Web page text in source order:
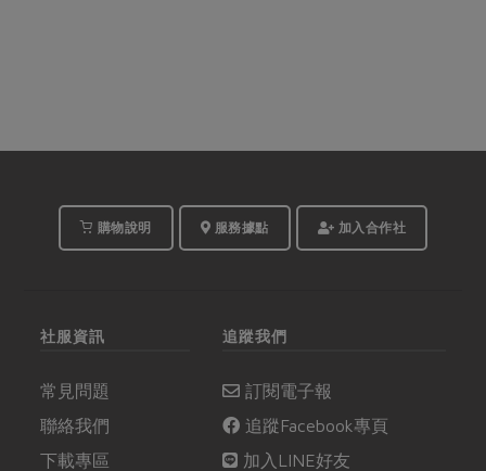
購物說明 服務據點 加入合作社
社服資訊
常見問題
聯絡我們
下載專區
追蹤我們
訂閱電子報
追蹤Facebook專頁
加入LINE好友